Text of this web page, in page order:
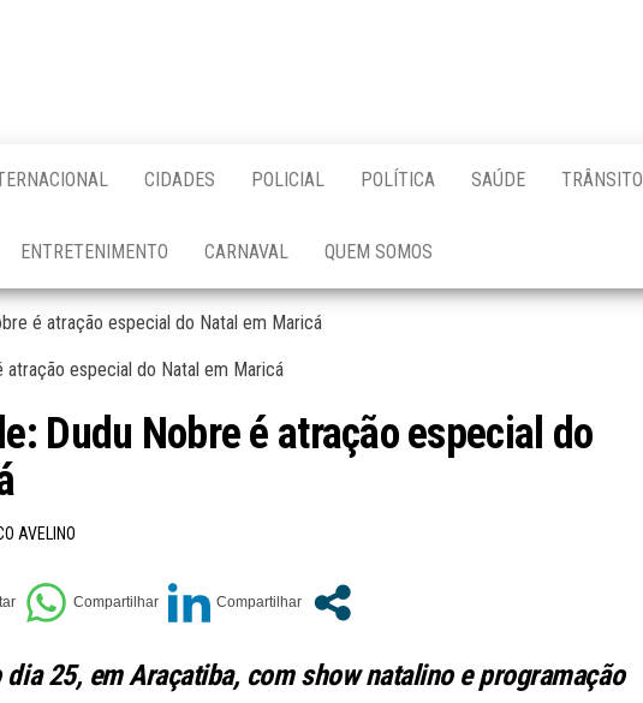
CIDADES POLICIAL POLÍTICA SAÚDE TRÂNSITO
ENTRETENIMENTO CARNAVAL QUEM SOMOS
é atração especial do Natal em Maricá
Dudu Nobre é atração especial do
AVELINO
25, em Araçatiba, com show natalino e programação